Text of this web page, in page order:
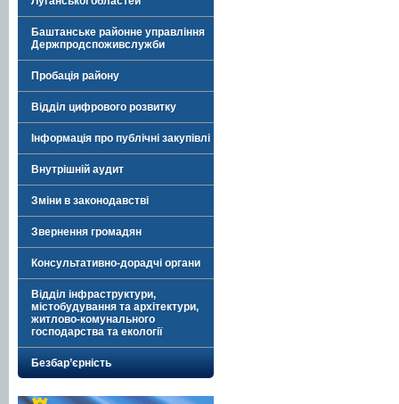
Баштанське районне управління
Держпродспоживслужби
Пробація району
Відділ цифрового розвитку
Інформація про публічні закупівлі
Внутрішній аудит
Зміни в законодавстві
Звернення громадян
Консультативно-дорадчі органи
Відділ інфраструктури,
містобудування та архітектури,
житлово-комунального
господарства та екології
Безбар’єрність